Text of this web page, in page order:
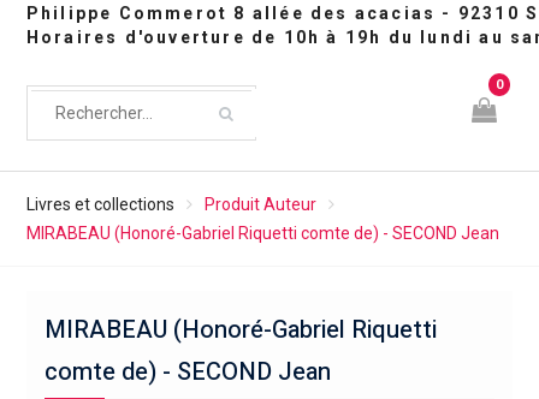
0
Livres et collections
Produit Auteur
MIRABEAU (Honoré-Gabriel Riquetti comte de) - SECOND Jean
MIRABEAU (Honoré-Gabriel Riquetti
comte de) - SECOND Jean